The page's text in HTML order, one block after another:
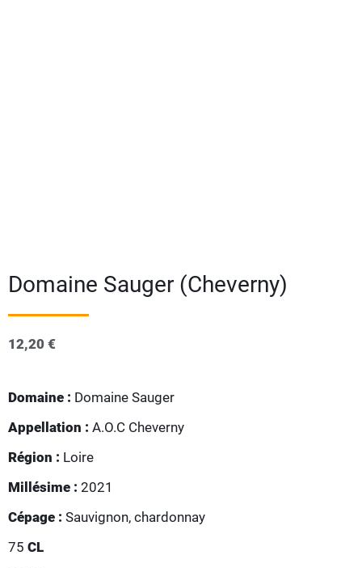
Domaine Sauger (Cheverny)
12,20 €
Domaine : Domaine Sauger
Appellation : A.O.C Cheverny
Région : Loire
Millésime : 2021
Cépage : Sauvignon, chardonnay
75 CL